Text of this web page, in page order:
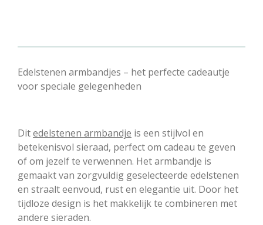
Edelstenen armbandjes – het perfecte cadeautje
voor speciale gelegenheden
Ditedelstenen armbandje is een stijlvol en
betekenisvol sieraad, perfect om cadeau te geven
of om jezelf te verwennen. Het armbandje is
gemaakt van zorgvuldig geselecteerde edelstenen
en straalt eenvoud, rust en elegantie uit. Door het
tijdloze design is het makkelijk te combineren met
andere sieraden.